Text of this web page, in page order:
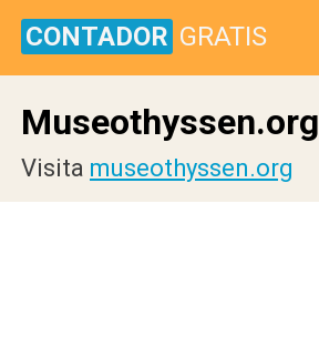
CONTADOR GRATIS
Museothyssen.org
Visita museothyssen.org